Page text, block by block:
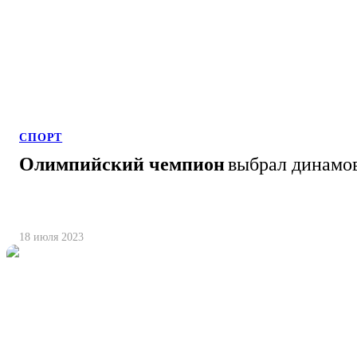
СПОРТ
Олимпийский чемпионвыбрал
18 июля 2023